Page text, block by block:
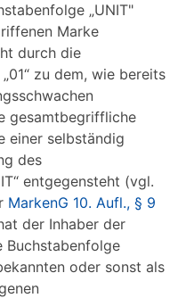
„UNIT"
Marke
durch die
zu dem, wie bereits
gesamtbegriffliche
einer selbständig
des
entgegensteht (vgl.
MarkenG 10. Aufl., § 9
der Inhaber der
Buchstabenfolge
oder sonst als